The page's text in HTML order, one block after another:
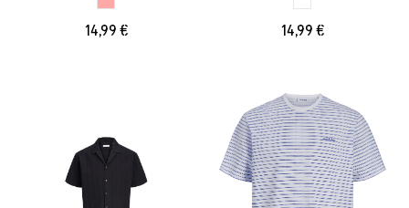
14,99 € 14,99 €